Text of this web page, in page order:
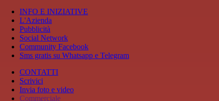
INFO E INIZIATIVE
L'Azienda
Pubblicità
Social Network
Community Facebook
Sms gratis su Whatsapp e Telegram
CONTATTI
Scrivici
Invia foto e video
Commerciale